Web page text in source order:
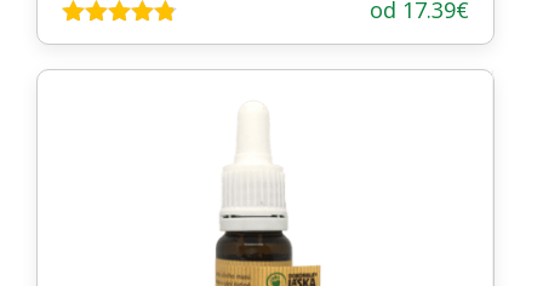
Hodnotenie
4.72z 5
od 17.39€